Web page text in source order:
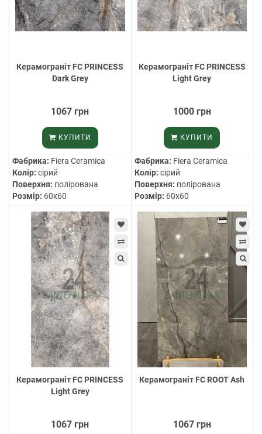
Керамограніт FC PRINCESS
Dark Grey
1067 грн
КУПИТИ
Фабрика: Fiera Ceramica
Колір: сірий
Поверхня: полірована
Розмір: 60х60
Керамограніт FC PRINCESS
Light Grey
1000 грн
КУПИТИ
Фабрика: Fiera Ceramica
Колір: сірий
Поверхня: полірована
Розмір: 60х60
Керамограніт FC PRINCESS
Light Grey
1067 грн
Керамограніт FC ROOT Ash
1067 грн